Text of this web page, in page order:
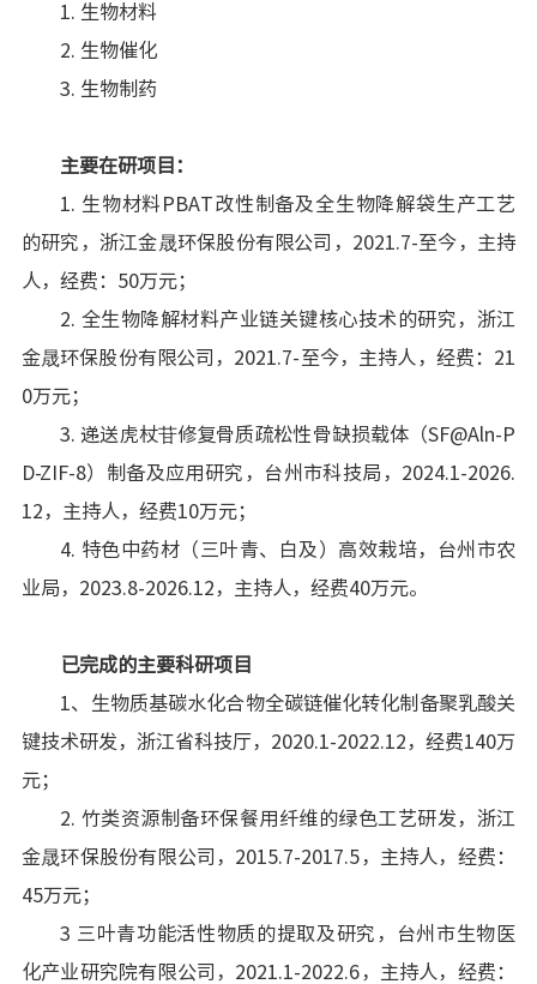
1. 生物材料
2. 生物催化
3. 生物制药
主要在研项目：
1. 生物材料PBAT改性制备及全生物降解袋生产工艺
的研究，浙江金晟环保股份有限公司，2021.7-至今，主持
人，经费：50万元；
2. 全生物降解材料产业链关键核心技术的研究，浙江
金晟环保股份有限公司，2021.7-至今，主持人，经费：21
0万元；
3. 递送虎杖苷修复骨质疏松性骨缺损载体（SF@Aln-P
D-ZIF-8）制备及应用研究，台州市科技局，2024.1-2026.
12，主持人，经费10万元；
4. 特色中药材（三叶青、白及）高效栽培，台州市农
业局，2023.8-2026.12，主持人，经费40万元。
已完成的主要科研项目
1、生物质基碳水化合物全碳链催化转化制备聚乳酸关
键技术研发，浙江省科技厅，2020.1-2022.12，经费140万
元；
2. 竹类资源制备环保餐用纤维的绿色工艺研发，浙江
金晟环保股份有限公司，2015.7-2017.5，主持人，经费：
45万元；
3 三叶青功能活性物质的提取及研究，台州市生物医
化产业研究院有限公司，2021.1-2022.6，主持人，经费：